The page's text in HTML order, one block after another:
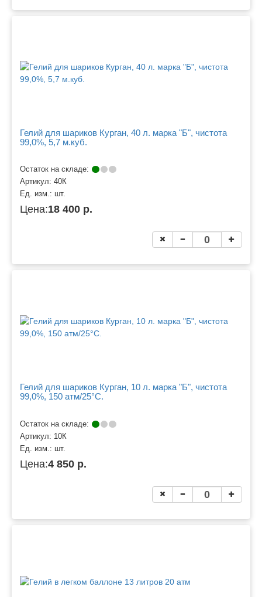
Гелий для шариков Курган, 40 л. марка "Б", чистота
99,0%, 5,7 м.куб.
Остаток на складе:
Артикул: 40К
Ед. изм.: шт.
Цена:18 400 р.
Гелий для шариков Курган, 10 л. марка "Б", чистота
99,0%, 150 атм/25°C.
Остаток на складе:
Артикул: 10К
Ед. изм.: шт.
Цена:4 850 р.